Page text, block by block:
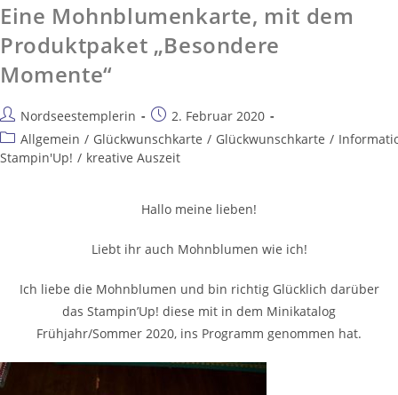
Eine Mohnblumenkarte, mit dem
Produktpaket „Besondere
Momente“
Nordseestemplerin
2. Februar 2020
Allgemein / Glückwunschkarte / Glückwunschkarte /
Stampin'Up! / kreative Auszeit
Hallo meine lieben!
Liebt ihr auch Mohnblumen wie ich!
Ich liebe die Mohnblumen und bin richtig Glücklich darüber
das Stampin’Up! diese mit in dem Minikatalog
Frühjahr/Sommer 2020, ins Programm genommen hat.